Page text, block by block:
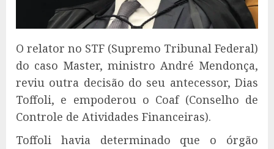
O relator no STF (Supremo Tribunal Federal)
do caso Master, ministro André Mendonça,
reviu outra decisão do seu antecessor, Dias
Toffoli, e empoderou o Coaf (Conselho de
Controle de Atividades Financeiras).
Toffoli havia determinado que o órgão